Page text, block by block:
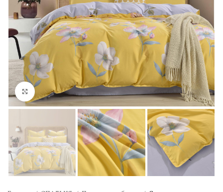
Нажмите, чтобы увеличить